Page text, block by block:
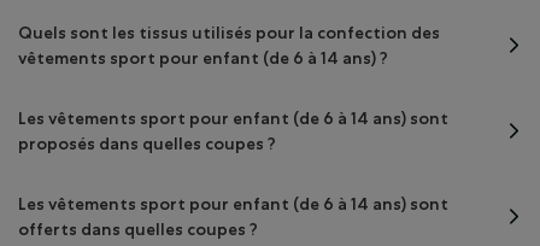
Quels sont les tissus utilisés pour la confection des
vêtements sport pour enfant (de 6 à 14 ans) ?
Les vêtements sport pour enfant (de 6 à 14 ans) sont
proposés dans quelles coupes ?
Les vêtements sport pour enfant (de 6 à 14 ans) sont
offerts dans quelles coupes ?